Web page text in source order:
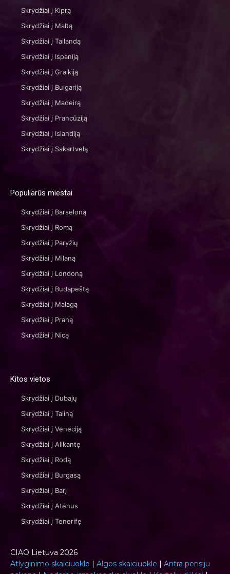
Skrydžiai į Kiprą
Skrydžiai į Maltą
Skrydžiai į Tailandą
Skrydžiai į Ispaniją
Skrydžiai į Graikiją
Skrydžiai į Bulgariją
Skrydžiai į Madeirą
Skrydžiai į Prancūziją
Skrydžiai į Islandiją
Skrydžiai į Sakartvelą
Populiarūs miestai
Skrydžiai į Barseloną
Skrydžiai į Romą
Skrydžiai į Paryžių
Skrydžiai į Milaną
Skrydžiai į Londoną
Skrydžiai į Budapeštą
Skrydžiai į Malagą
Skrydžiai į Prahą
Skrydžiai į Nicą
Kitos vietos
Skrydžiai į Dubajų
Skrydžiai į Taliną
Skrydžiai į Veneciją
Skrydžiai į Alikantę
Skrydžiai į Rodą
Skrydžiai į Burgasą
Skrydžiai į Barį
Skrydžiai į Atėnus
Skrydžiai į Tenerifę
CIAO Lietuva 2026
Atlyginimo skaiciuokle | Algos skaiciuokle | Antra pensiju